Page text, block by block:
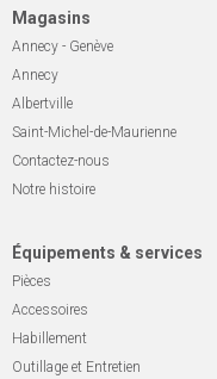
Magasins
Annecy - Genève
Annecy
Albertville
Saint-Michel-de-Maurienne
Contactez-nous
Notre histoire
Équipements & services
Pièces
Accessoires
Habillement
Outillage et Entretien